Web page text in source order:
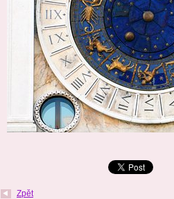
Zpět